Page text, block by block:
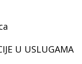
U USLUGAMA